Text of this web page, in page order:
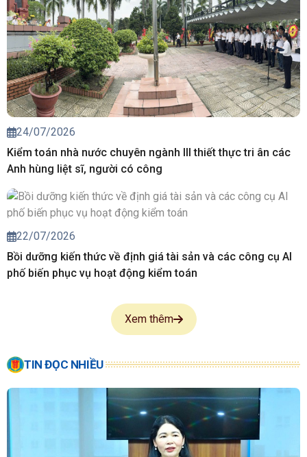
24/07/2026
Kiểm toán nhà nước chuyên ngành III thiết thực tri ân các
Anh hùng liệt sĩ, người có công
22/07/2026
Bồi dưỡng kiến thức về định giá tài sản và các công cụ AI
phố biến phục vụ hoạt động kiểm toán
Xem thêm
TIN ĐỌC NHIỀU